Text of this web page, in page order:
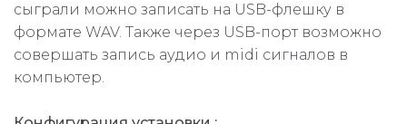
сыграли можно записать на USB-флешку в
формате WAV. Также через USB-порт возможно
совершать запись аудио и midi сигналов в
компьютер.